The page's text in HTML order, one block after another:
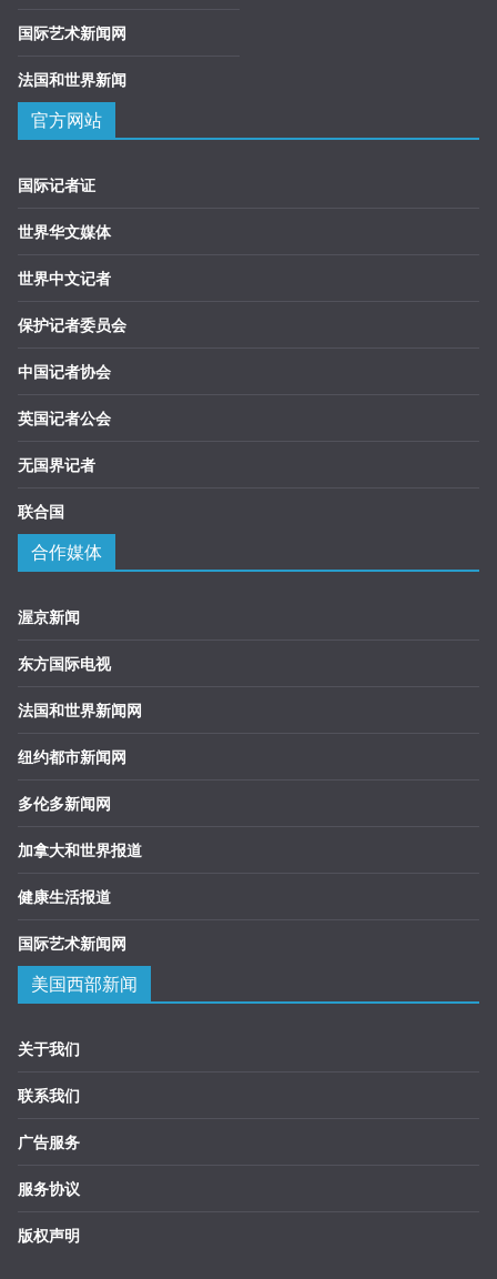
国际艺术新闻网
法国和世界新闻
官方网站
国际记者证
世界华文媒体
世界中文记者
保护记者委员会
中国记者协会
英国记者公会
无国界记者
联合国
合作媒体
渥京新闻
东方国际电视
法国和世界新闻网
纽约都市新闻网
多伦多新闻网
加拿大和世界报道
健康生活报道
国际艺术新闻网
美国西部新闻
关于我们
联系我们
广告服务
服务协议
版权声明